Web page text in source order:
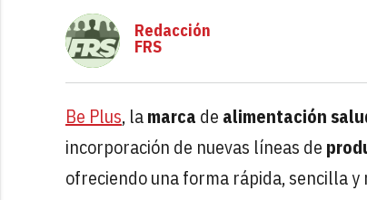
Redacción
FRS
Be Plus, lamarca de alimentación
incorporación de nuevas líneas de
ofreciendo una forma rápida, sencilla